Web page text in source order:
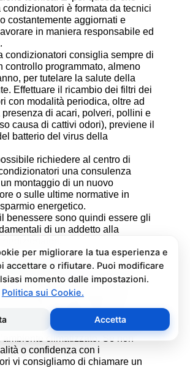
condizionatori è formata da tecnici
costantemente aggiornati e
in maniera responsabile ed
condizionatori consiglia sempre di
controllo programmato, almeno
per tutelare la salute della
Effettuare il ricambio dei filtri dei
con modalità periodica, oltre ad
di acari, polveri, pollini e
causa di cattivi odori), previene il
batterio del virus della
richiedere al centro di
una consulenza
montaggio di un nuovo
o sulle ultime normative in
energetico.
benessere sono quindi essere gli
di un addetto alla
Artide Ribordone
condizionatori è
con i giusti prodotti per non
al condizionatore e alla salute di
climatizzato. Se non
o confidenza con i
vi consigliamo di chiamare un